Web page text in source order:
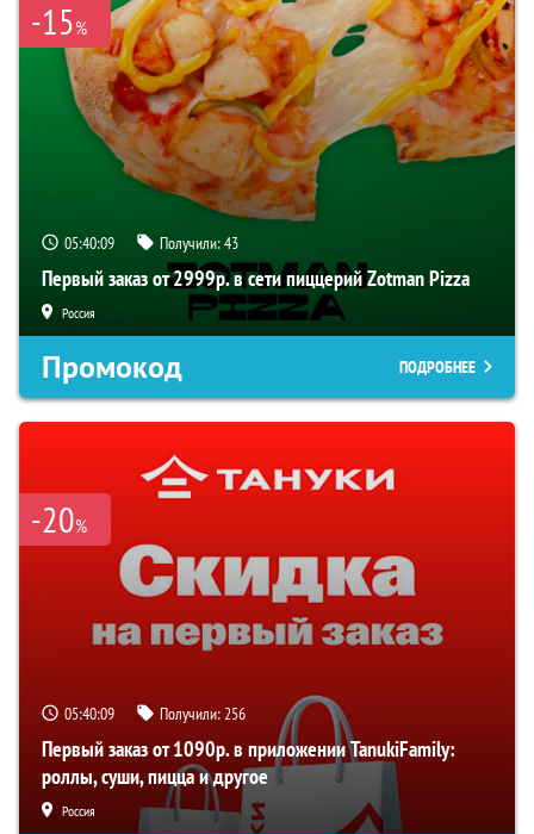
-15%
05:40:09 Получили:43
Первый заказ от 2999р. в сети пиццерий Zotman Pizza
Россия
Промокод ПОДРОБНЕЕ
-20%
05:40:09 Получили:256
Первый заказ от 1090р. в приложении TanukiFamily:
роллы, суши, пицца и другое
Россия